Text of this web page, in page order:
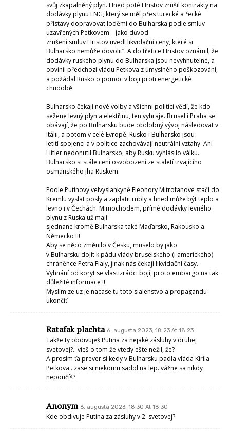
svůj zkapalněný plyn. Hned poté Hristov zrušil kontrakty na
dodávky plynu LNG, který se měl přes turecké a řecké
přístavy dopravovat loděmi do Bulharska podle smluv
uzavřených Petkovem – jako důvod
zrušení smluv Hristov uvedl likvidační ceny, které si
Bulharsko nemůže dovolit”. A do třetice Hristov oznámil, že
dodávky ruského plynu do Bulharska jsou nevyhnutelné, a
obvinil předchozí vládu Petkova z úmyslného poškozování,
a požádal Rusko o pomoc v boji proti energetické
chudobě.
Bulharsko čekají nové volby a všichni politici vědí, že kdo
sežene levný plyn a elektřinu, ten vyhraje. Brusel i Praha se
obávají, že po Bulharsku bude obdobný vývoj následovat v
Itálii, a potom v celé Evropě. Rusko i Bulharsko jsou
letití spojenci a v politice zachovávají neutrální vztahy. Ani
Hitler nedonutil Bulharsko, aby Rusku vyhlásilo válku.
Bulharsko si stále cení osvobození ze staletí trvajícího
osmanského jha Ruskem.
Podle Putinovy velvyslankyně Eleonory Mitrofanové stačí do
Kremlu vyslat posly a zaplatit rubly a hned může být teplo a
levno i v Čechách. Mimochodem, přímé dodávky levného
plynu z Ruska už mají
sjednané kromě Bulharska také Maďarsko, Rakousko a
Německo !!!
Aby se něco změnilo v Česku, muselo by jako
v Bulharsku dojít k pádu vlády bruselského (i amerického)
chráněnce Petra Fialy, jinak nás čekají likvidační časy.
Vyhnání od koryt se vlastizrádci bojí, proto embargo na tak
důležité informace !!
Myslím ze uz je nacase tu toto sialenstvo a propagandu
ukončiť.
Ratafak plachta 6. augusta 2023, 18:23 At 18:23
Takže ty obdivuješ Putina za nejaké zásluhy v druhej
svetovej?.. vieš o tom že vtedy ešte nežil, že?
A prosím ťa prever si kedy v Bulharsku padla vláda Kirila
Petkova…zase si niekomu sadol na lep..vážne sa nikdy
nepoučíš?
Anonym 6. augusta 2023, 18:30 At 18:30
Kde obdivuje Putina za zásluhy v 2. svetovej?